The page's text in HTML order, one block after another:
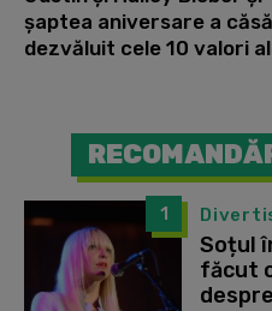
șaptea aniversare a
dezvăluit cele 10 valori
1
Soțul
făcut